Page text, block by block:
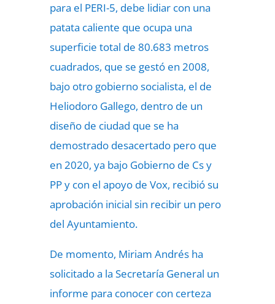
para el PERI-5, debe lidiar con una
patata caliente que ocupa una
superficie total de 80.683 metros
cuadrados, que se gestó en 2008,
bajo otro gobierno socialista, el de
Heliodoro Gallego, dentro de un
diseño de ciudad que se ha
demostrado desacertado pero que
en 2020, ya bajo Gobierno de Cs y
PP y con el apoyo de Vox, recibió su
aprobación inicial sin recibir un pero
del Ayuntamiento.
De momento, Miriam Andrés ha
solicitado a la Secretaría General un
informe para conocer con certeza